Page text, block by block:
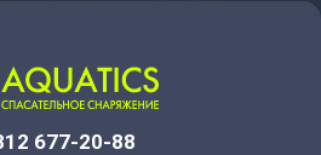
677-20-88